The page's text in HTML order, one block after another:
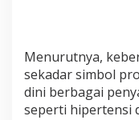
Menurutnya,
sekadar simbol
dini berbagai
seperti hipertensi